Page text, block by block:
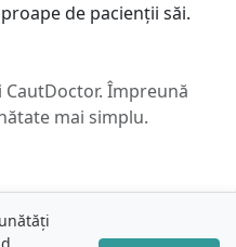
de pacienții săi.
Împreună
mai simplu.